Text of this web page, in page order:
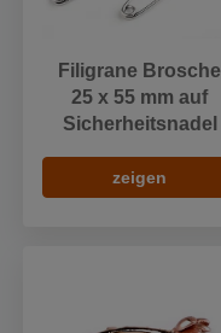
Filigrane Brosche
25 x 55 mm auf
Sicherheitsnadel
zeigen